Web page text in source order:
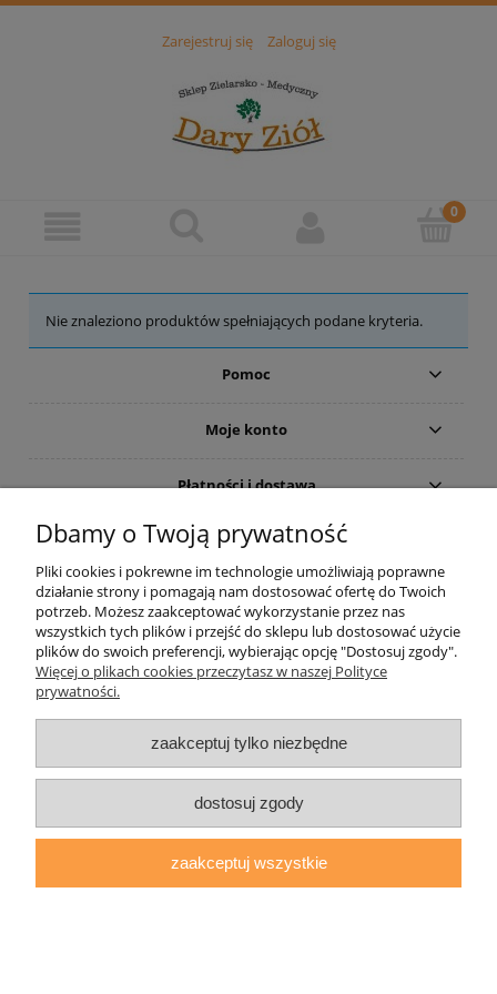
Zarejestruj się Zaloguj się
Nie znaleziono produktów spełniających podane kryteria.
Pomoc
Moje konto
Płatności i dostawa
Informacje
O nas
daryziol.pl| ul. Grodzka Nr 23, 67-200 Głogów | woj. dolnośląskie
| tel.: 513093168 | email:sklep@daryziol.pl| NIP: 6921579498 |
pokaż pełną wersję strony
Sklep internetowy Shoper.pl
Dbamy o Twoją prywatność
Pliki cookies i pokrewne im technologie umożliwiają poprawne
działanie strony i pomagają nam dostosować ofertę do Twoich
potrzeb. Możesz zaakceptować wykorzystanie przez nas
wszystkich tych plików i przejść do sklepu lub dostosować użycie
plików do swoich preferencji, wybierając opcję "Dostosuj zgody".
Więcej o plikach cookies przeczytasz w naszej Polityce
prywatności.
zaakceptuj tylko niezbędne
dostosuj zgody
zaakceptuj wszystkie